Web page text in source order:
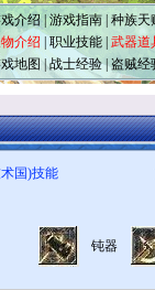
介绍 |游戏指南 种族天
介绍 职业技能 武器道
地图 |战士经验|盗贼经
国)技能
钝器